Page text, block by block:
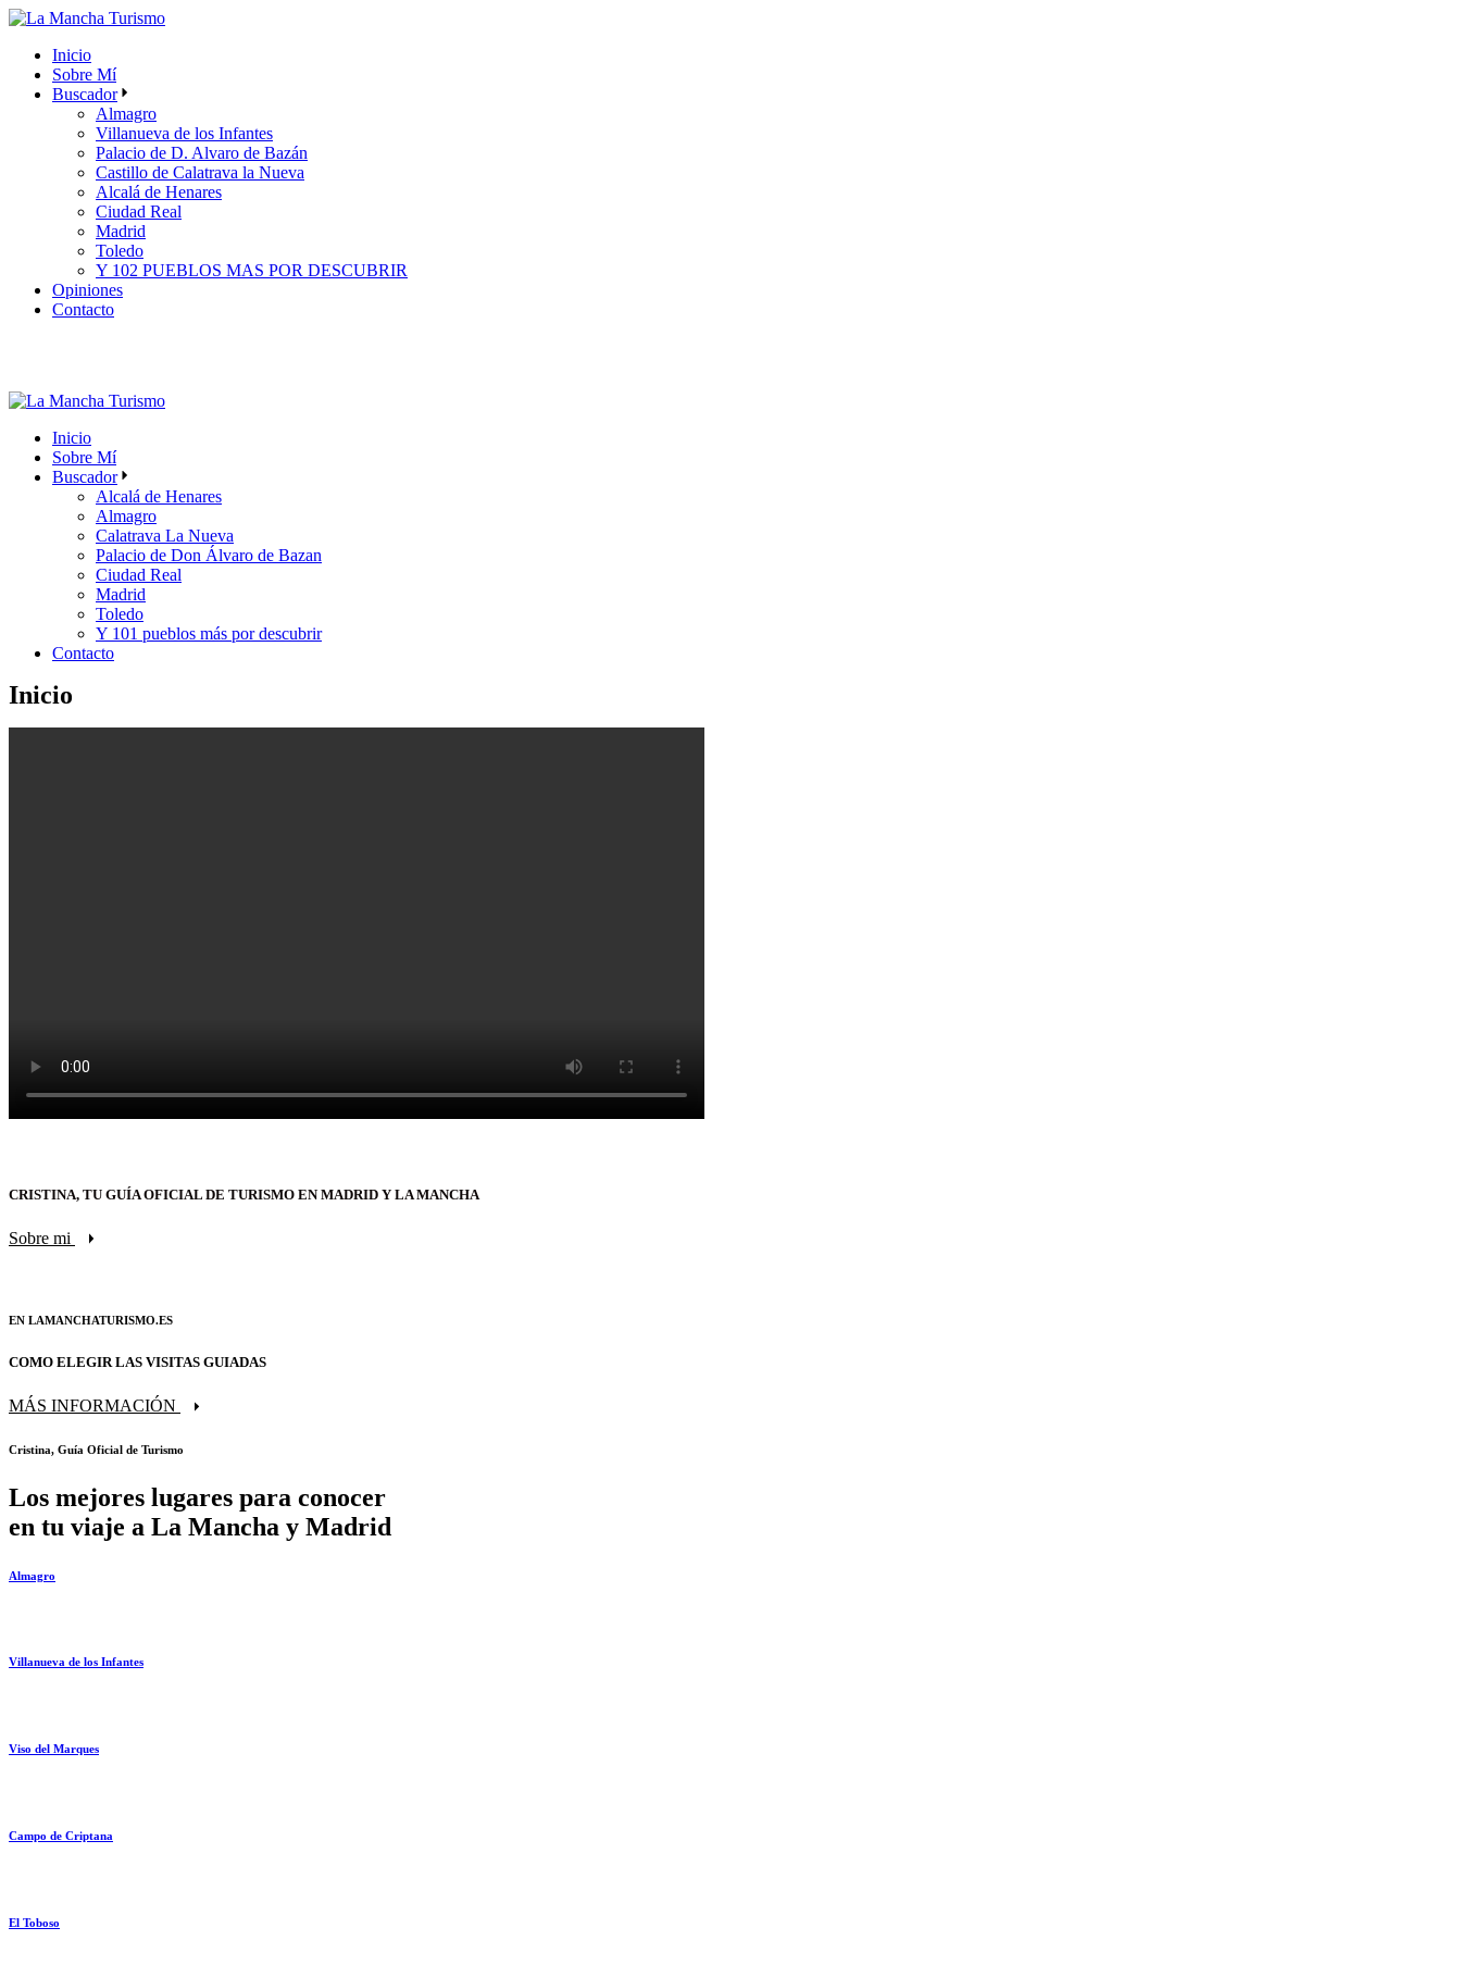
Skip
content
Inicio
Sobre Mí
Buscador
Almagro
Villanueva de los Infantes
Palacio de D. Alvaro de Bazán
Castillo de Calatrava la Nueva
Alcalá de Henares
Ciudad Real
Madrid
Toledo
Y 102 PUEBLOS MAS POR DESCUBRIR
Opiniones
Contacto
Inicio
Sobre Mí
Buscador
Alcalá de Henares
Almagro
Calatrava La Nueva
Palacio de Don Álvaro de Bazan
Ciudad Real
Madrid
Toledo
Y 101 pueblos más por descubrir
Contacto
Inicio
CRISTINA, TU GUÍA OFICIAL DE TURISMO EN MADRID Y LA MANCHA
Sobre mi
EN LAMANCHATURISMO.ES
COMO ELEGIR LAS VISITAS GUIADAS
MÁS INFORMACIÓN
Cristina, Guía Oficial de Turismo
Los mejores lugares para conocer
en tu viaje a La Mancha y Madrid
Almagro
Villanueva de los Infantes
Viso del Marques
Campo de Criptana
El Toboso